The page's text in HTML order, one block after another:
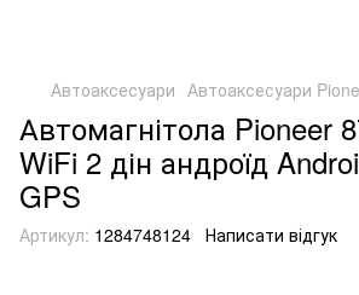
Автоаксесуари Автоаксесуари
Автомагнітола Pioneer
WiFi 2 дін андроїд
GPS
Артикул: 1284748124 Написати відгук